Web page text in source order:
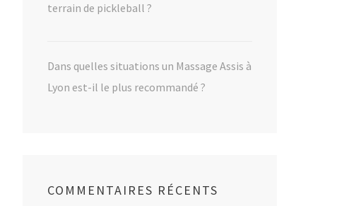
terrain de pickleball ?
Dans quelles situations un Massage Assis à
Lyon est-il le plus recommandé ?
COMMENTAIRES RÉCENTS